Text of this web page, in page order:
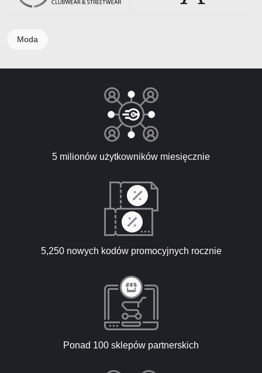
Moda
5 milionów użytkowników miesięcznie
5,250 nowych kodów promocyjnych rocznie
Ponad 100 sklepów partnerskich